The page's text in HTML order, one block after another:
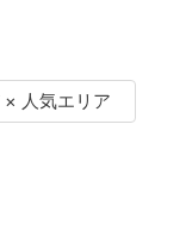
× 人気エリア